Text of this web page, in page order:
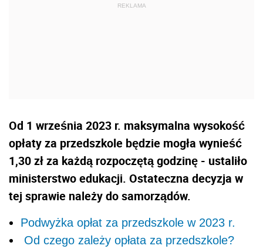
Od 1 września 2023 r. maksymalna wysokość
opłaty za przedszkole będzie mogła wynieść
1,30 zł za każdą rozpoczętą godzinę - ustaliło
ministerstwo edukacji. Ostateczna decyzja w
tej sprawie należy do samorządów.
Podwyżka opłat za przedszkole w 2023 r.
Od czego zależy opłata za przedszkole?